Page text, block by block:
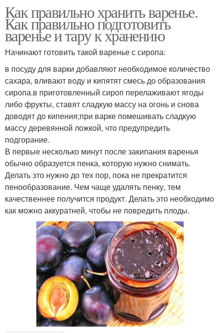
Как правильно хранить варенье.
Как правильно подготовить
варенье и тару к хранению
Начинают готовить такой варенье с сиропа:
в посуду для варки добавляют необходимое количество
сахара, вливают воду и кипятят смесь до образования
сиропа.в приготовленный сироп перелаживают ягоды
либо фрукты, ставят сладкую массу на огонь и снова
доводят до кипения;при варке помешивать сладкую
массу деревянной ложкой, что предупредить
подгорание.
В первые несколько минут после закипания варенья
обычно образуется пенка, которую нужно снимать.
Делать это нужно до тех пор, пока не прекратится
пенообразование. Чем чаще удалять пенку, тем
качественнее получится продукт. Делать это необходимо
как можно аккуратней, чтобы не повредить плоды.